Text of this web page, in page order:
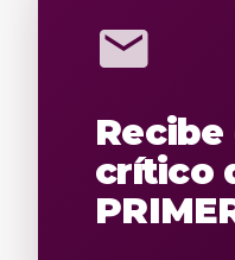
mail
Recibe
crítico